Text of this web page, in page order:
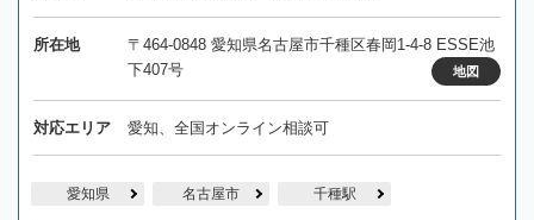
所在地
〒464-0848 愛知県名古屋市千種区春岡1-4-8 ESSE池
下407号
地図
対応エリア 愛知、全国オンライン相談可
愛知県 名古屋市 千種駅